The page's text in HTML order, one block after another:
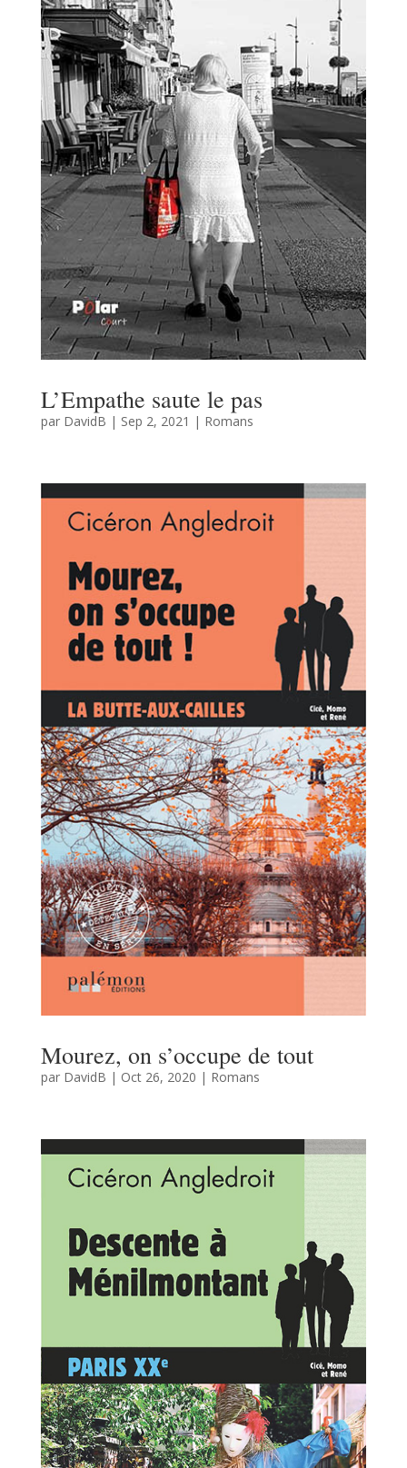
L’Empathe saute le pas
par DavidB | Sep 2, 2021 | Romans
Mourez, on s’occupe de tout
par DavidB | Oct 26, 2020 | Romans